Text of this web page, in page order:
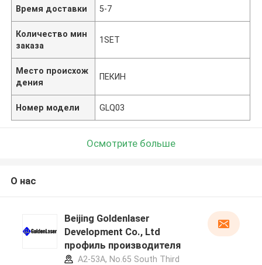
Время доставки 5-7
Количество мин
заказа
1SET
Место происхож
дения
ПЕКИН
Номер модели GLQ03
Осмотрите больше
О нас
Beijing Goldenlaser
Development Co., Ltd
профиль производителя
A2-53A, No.65 South Third